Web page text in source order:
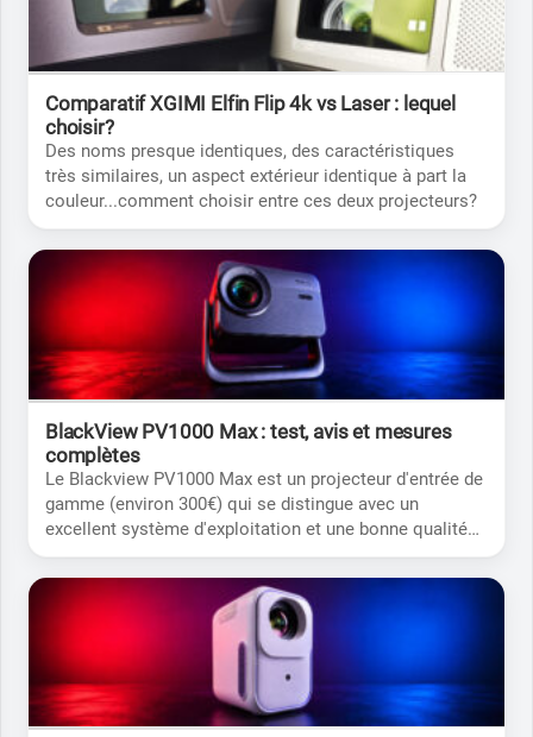
Comparatif XGIMI Elfin Flip 4k vs Laser : lequel
choisir?
Des noms presque identiques, des caractéristiques
très similaires, un aspect extérieur identique à part la
couleur...comment choisir entre ces deux projecteurs?
BlackView PV1000 Max : test, avis et mesures
complètes
Le Blackview PV1000 Max est un projecteur d'entrée de
gamme (environ 300€) qui se distingue avec un
excellent système d'exploitation et une bonne qualité
optique.